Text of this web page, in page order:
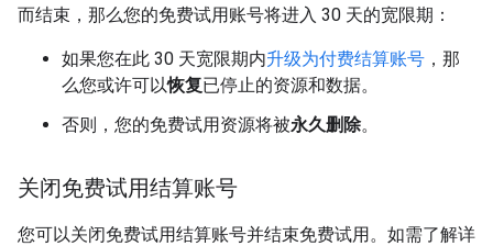
而结束，那么您的免费试用账号将进入 30 天的宽限期：
如果您在此 30 天宽限期内升级为付费结算账号 ，那
么您或许可以恢复已停止的资源和数据。
否则，您的免费试用资源将被永久删除。
关闭免费试用结算账号
您可以关闭免费试用结算账号并结束免费试用。如需了解详